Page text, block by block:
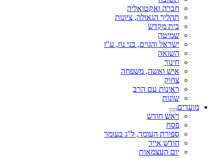
חברה ואקטואליה
תהליך הגאולה, ציונות
בית מקדש
שמיטה
ישראל והגוים, בני נח, ע"ז
השואה
חינוך
איש ואשה, משפחה
צחוק
ראינות עם הרב
שונות
מועדים
ראש חודש
פסח
ספירת העומר, ל"ג בעומר
חודש אייר
יום העצמאות